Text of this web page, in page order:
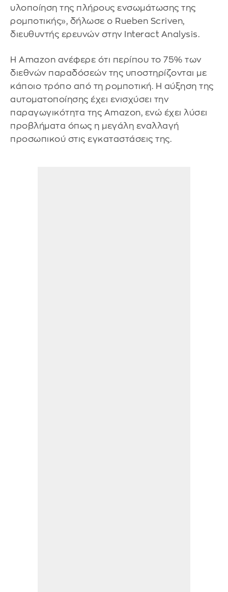
υλοποίηση της πλήρους ενσωμάτωσης της
ρομποτικής», δήλωσε ο Rueben Scriven,
διευθυντής ερευνών στην Interact Analysis.
Η Amazon ανέφερε ότι περίπου το 75% των
διεθνών παραδόσεών της υποστηρίζονται με
κάποιο τρόπο από τη ρομποτική. Η αύξηση της
αυτοματοποίησης έχει ενισχύσει την
παραγωγικότητα της Amazon, ενώ έχει λύσει
προβλήματα όπως η μεγάλη εναλλαγή
προσωπικού στις εγκαταστάσεις της.